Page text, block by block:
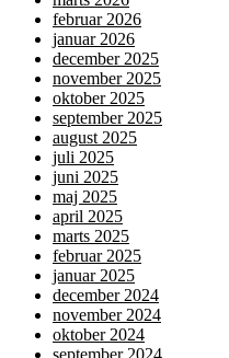
februar 2026
januar 2026
december 2025
november 2025
oktober 2025
september 2025
august 2025
juli 2025
juni 2025
maj 2025
april 2025
marts 2025
februar 2025
januar 2025
december 2024
november 2024
oktober 2024
september 2024